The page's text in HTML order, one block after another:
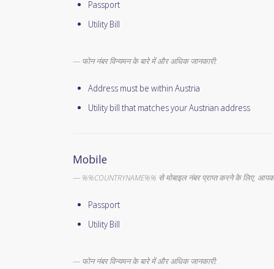
Passport
Utility Bill
फोन नंबर विन्यमन के बारे में और अधिक जानकारी:
Address must be within Austria
Utility bill that matches your Austrian address
Mobile
%%COUNTRYNAME%% से मोबाइल नंबर प्राप्त करने के लिए,
Passport
Utility Bill
फोन नंबर विन्यमन के बारे में और अधिक जानकारी: